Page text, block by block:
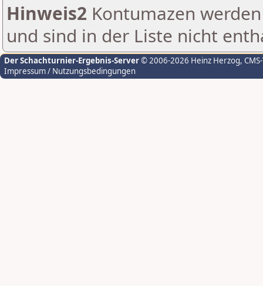
Hinweis2 Kontumazen
und sind in der Liste nicht
Der Schachturnier-Ergebnis-Server© 2006-2026 Heinz Herzog,
Impressum / Nutzungsbedingungen